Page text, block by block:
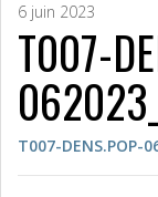
6 juin 2023
T007-
T007-DENS.POP-